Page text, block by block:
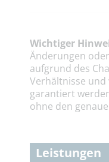
Wichtiger
Änderungen
aufgrund des
Verhältnisse und
garantiert
ohne den
Leistungen